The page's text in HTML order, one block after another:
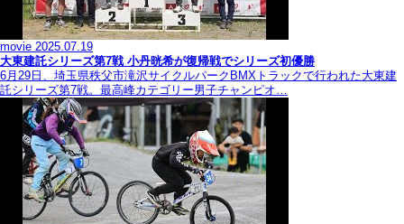
movie 2025.07.19
大東建託シリーズ第7戦 ⼩丹晄希が復帰戦でシリーズ初優勝
6月29日、埼玉県秩父市滝沢サイクルパークBMXトラックで行われた大東建
託シリーズ第7戦。最高峰カテゴリー男子チャンピオ…